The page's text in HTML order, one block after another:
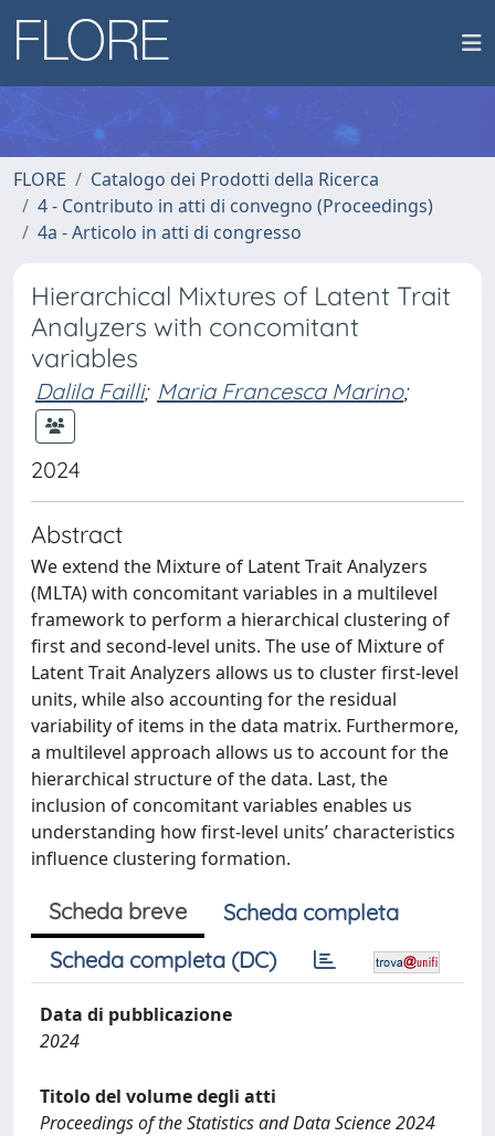
FLORE
Catalogo dei Prodotti della Ricerca
4 - Contributo in atti di convegno (Proceedings)
4a - Articolo in atti di congresso
Hierarchical Mixtures of Latent Trait
Analyzers with concomitant
variables
Dalila Failli; Maria Francesca Marino;
2024
Abstract
We extend the Mixture of Latent Trait Analyzers
(MLTA) with concomitant variables in a multilevel
framework to perform a hierarchical clustering of
first and second-level units. The use of Mixture of
Latent Trait Analyzers allows us to cluster first-level
units, while also accounting for the residual
variability of items in the data matrix. Furthermore,
a multilevel approach allows us to account for the
hierarchical structure of the data. Last, the
inclusion of concomitant variables enables us
understanding how first-level units’ characteristics
influence clustering formation.
Scheda breve
Scheda completa
Scheda completa (DC)
Data di pubblicazione
2024
Titolo del volume degli atti
Proceedings of the Statistics and Data Science 2024